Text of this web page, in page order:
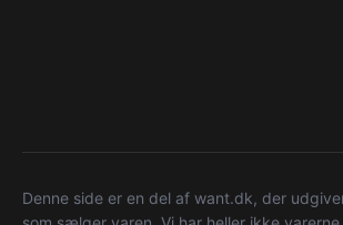
Denne side er en del af want.dk, der